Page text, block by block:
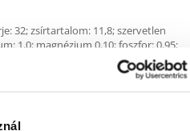
32; zsírtartalom: 11,8; szervetlen
1,0; magnézium 0,10; foszfor: 0,95;